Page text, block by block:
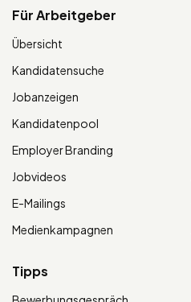
Für Arbeitgeber
Übersicht
Kandidatensuche
Jobanzeigen
Kandidatenpool
Employer Branding
Jobvideos
E-Mailings
Medienkampagnen
Tipps